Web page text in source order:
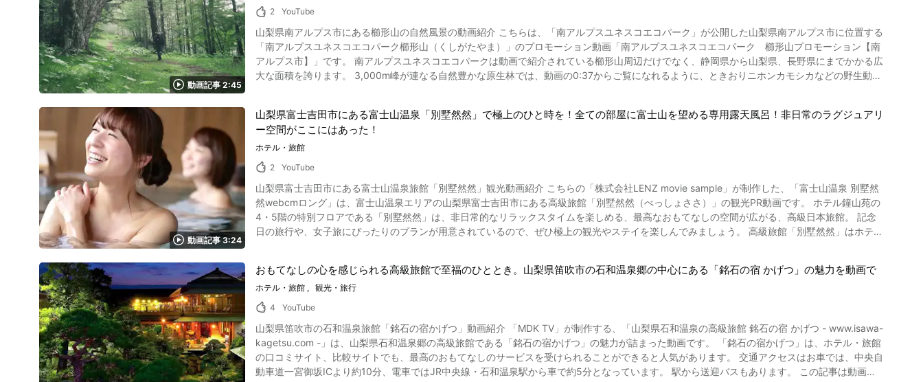
い。 山梨県へ初めて観光へ来たなら中々お目にかかれない雄大な景色、そして珍しいダイヤモンド富士を見ることが出来るかもしれない三国山・
パノラマ台ハイキングコースがおすすめです。 山中湖おすすめ観光スポット3選 写真：キャンプ ①村営山中湖キャンプ場 山中湖でキャンプを行
うことが出来る村営山中湖キャンプ場。 テント専用のキャンプ場となっており、コテージはございませんが、ロッヂのベッドで寝泊まりすること
も可能で、山中湖の自然を肌で楽しむことが出来る素晴らしい観光スポットです。 トイレ等の公共施設もしっかり整備をされており、安心して利
用できるのもおすすめポイントです。 ②山中湖温泉 紅富士の湯 全ての浴槽から富士山を見ることが出来る山梨県への観光では外せない『日帰り
温泉施設』です。 ハイキングで疲れた体を癒しつつ、景色を十分に堪能することが出来るので、一度は立ち寄ってみることをおすすめします。
が出来る場所となっており、その綺麗さからカップルで来るのにおすすめのスポットとなっています。 他にも山中湖周辺エリアではワカサギ釣り
などのフィッシング、湖畔をサイクリング、人気の遊覧船、ハングライダーなどのアクティビティを楽しむことができます。 ほうとうや吉田うど
んなどのご当地グルメを楽しむのも良いでしょう。 ホテルや旅館も山中湖周辺にはたくさんあるので泊まりでの旅行もおすすめですよ。 山中湖
観光情報紹介まとめ 写真：山梨県・山中湖畔の秋風景 日本の山梨県を象徴する観光スポット、山梨県南都留郡山中湖村にある山中湖について紹
介をさせて頂きました。 日本有数の観光スポットとしても非常に名高く、外国の方にも自信をもっておすすめ出来るスポットとなっています。
や花火大会イベント、穴場のスポットなど、日本が世界に誇れる観光名所が多く存在します。 今回紹介させていただいた動画とこの記事で山中湖
に興味が出ましたら、是非一度山中湖観光へ足を運んで見て下さい。 【公式ホームページ】村営山中湖キャンプ場公式サイト
http://camp.vill.yamanakako.yamanashi.jp/
動画記事 2:45
2
YouTube
山梨県南アルプス市にある櫛形山の自然風景の動画紹介 こちらは、「南アルプスユネスコエコパーク」が公開した山梨県南アルプス市に位置する
「南アルプスユネスコエコパーク櫛形山（くしがたやま）」のプロモーション動画「南アルプスユネスコエコパーク 櫛形山プロモーション【南
アルプス市】」です。 南アルプスユネスコエコパークは動画で紹介されている櫛形山周辺だけでなく、静岡県から山梨県、長野県にまでかかる広
大な面積を誇ります。 3,000m峰が連なる自然豊かな原生林では、動画の0:37からご覧になれるように、ときおりニホンカモシカなどの野生動物
一事業とされています。 南アルプス市エリアは豊かな自然環境を守り共生してきた歴史文化が認められ、平成26年にユネスコエコパークに登録
されました。 南アルプス市のユネスコエコパークの人気スポット、櫛形山とは？ 写真：山梨県・櫛形山 櫛形山（くしがたやま）は、山梨県に連
なる赤石山脈の前衛峰で、富士山や甲府盆地の西側に位置します。 和櫛の形に似ていることからその名が名付けられました。 山頂までの標高が
2,052mの櫛形山は、日本二百名山の1つにも選定されています。 南アルプス市の櫛形山の頂稜には、唐松岳や裸山、奥仙重、北岳などの峯が連な
っています。 見晴らし平などの登山口から、自然いっぱいの林道を進む登山コースが人気です。 櫛形山の麓には、動画の1:11で紹介されているア
ヤメ平と呼ばれる湿地があり、あやめの花が群生する美しい自然風景が楽しめます。 櫛形山の登山ルートやトレッキングコースには他にも数多く
の季節の花が咲くので、写真に収めてみてはいかがですか。 南アルプス市の櫛形山にはどんな自然風景が広がっている？ 写真：伊奈ヶ湖 南アル
プス市エリアにはほかにも、御勅使南公園や大樺沢の雪渓、県民の森南伊奈ヶ湖やエコパ伊奈ヶ湖などの見どころがあります。 また、中込農園や
「やまなみの湯」にもぜひ立ち寄ってみましょう。 各地ではイベントやツアーが開催されることもあるので、情報をチェックしておくのがおすす
ます。 自然豊かな南アルプス市へのお出かけ前には、登山記録サイト「ヤマレコ」で天気や登山口の場所、最短コースの詳細、駐車場情報をチェ
ックしてみましょう。 【公式ホームページ】南アルプスユネスコエコパーク公式サイト https://www.minami-alps-br.org/
動画記事 3:24
山梨県富士吉田市にある富士山温泉「別墅然然」で極上のひと時を！全ての部屋に富士山を望める専用露天風呂！非日常のラグジュアリ
ー空間がここにはあった！
ホテル・旅館
2
YouTube
山梨県富士吉田市にある富士山温泉旅館「別墅然然」観光動画紹介 こちらの「株式会社LENZ movie sample」が制作した、「富士山温泉 別墅然
然webcmロング」は、富士山温泉エリアの山梨県富士吉田市にある高級旅館「別墅然然（べっしょささ）」の観光PR動画です。 ホテル鐘山苑の
4・5階の特別フロアである「別墅然然」は、非日常的なリラックスタイムを楽しめる、最高なおもてなしの空間が広がる、高級日本旅館。 記念
日の旅行や、女子旅にぴったりのプランが用意されているので、ぜひ極上の観光やステイを楽しんでみましょう。 高級旅館「別墅然然」はホテ
screenshot 富士山温泉の旅館「別墅然然」のお部屋は瑞穂、福地、明見の3種類のタイプがあります。 お部屋からは、動画の1:35にあるよう
に、絶景の富士山を眺めることができます。 全室、客室専用露天風呂付きなのも嬉しいポイント 富士山温泉「別墅然然」の温泉紹介 画像引
用 :YouTube screenshot 富士山温泉「別墅然然」をご利用の方は、ホテル鐘山苑の大浴場を利用することができます。 泉質はカルシウム、ナト
わばり、うちみ、くじき、慢性消化器病、痔疾、冷え性、アトピー性皮膚炎、病後回復、疲労回復、健康増進などさまざまです。 ホテル鐘山苑に
は日帰りご昼食ご入浴休憩プランもあります。 富士山温泉「別墅然然」のお食事・グルメ紹介 富士山温泉別墅然然では、動画の1:40からご覧に
なれるような絶品の日本料理をいただくのも楽しみですね。 旬の食材をふんだんに使った夕食や朝食には、日本酒やワインを合わせるのがおすす
めです。 富士山温泉の旅館「別墅然然」の館内施設や過ごし方について 画像引用 :YouTube screenshot 動画の0:55から紹介されている旅館「別
おもてなしの心を感じられる高級旅館で至福のひととき。山梨県笛吹市の石和温泉郷の中心にある「銘石の宿 かげつ」の魅力を動画で
ホテル・旅館
観光・旅行
4
YouTube
山梨県笛吹市の石和温泉旅館「銘石の宿かげつ」動画紹介 「MDK TV」が制作する、「山梨県石和温泉の高級旅館 銘石の宿 かげつ - www.isawa-
kagetsu.com -」は、山梨県石和温泉郷の高級旅館である「銘石の宿かげつ」の魅力が詰まった動画です。 「銘石の宿かげつ」は、ホテル・旅館
の口コミサイト、比較サイトでも、最高のおもてなしのサービスを受けられることができると人気があります。 交通アクセスはお車では、中央自
動車道一宮御坂ICより約10分、電車ではJR中央線・石和温泉駅から車で約5分となっています。 駅から送迎バスもあります。 この記事は動画に